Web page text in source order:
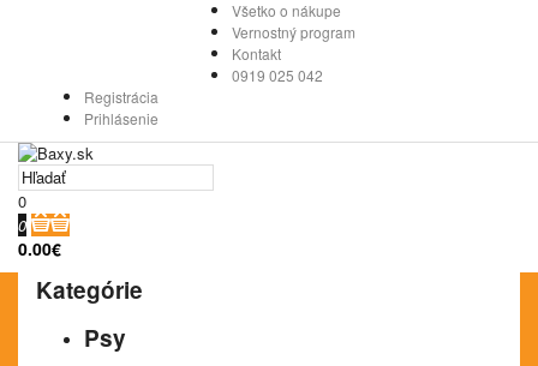
Všetko o nákupe
Vernostný program
Kontakt
0919 025 042
Registrácia
Prihlásenie
0
0
0.00€
Kategórie
Psy